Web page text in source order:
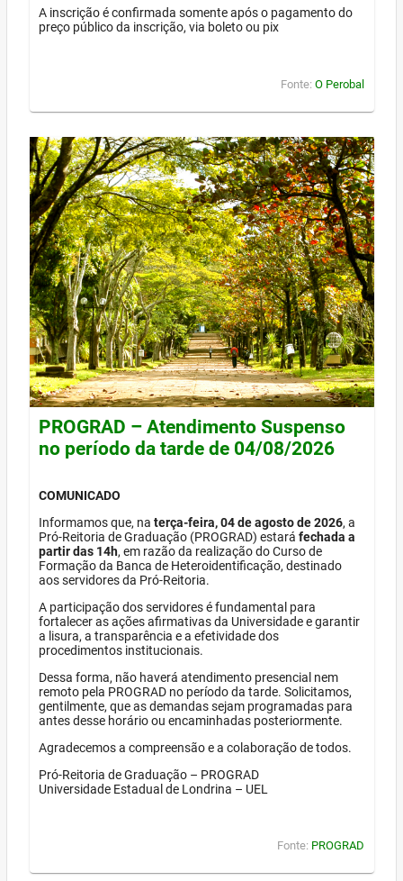
A inscrição é confirmada somente após o pagamento do
preço público da inscrição, via boleto ou pix
Fonte: O Perobal
PROGRAD – Atendimento Suspenso
no período da tarde de 04/08/2026
COMUNICADO
Informamos que, na terça-feira, 04 de agosto de 2026, a
Pró-Reitoria de Graduação (PROGRAD) estará fechada a
partir das 14h, em razão da realização do Curso de
Formação da Banca de Heteroidentificação, destinado
aos servidores da Pró-Reitoria.
A participação dos servidores é fundamental para
fortalecer as ações afirmativas da Universidade e garantir
a lisura, a transparência e a efetividade dos
procedimentos institucionais.
Dessa forma, não haverá atendimento presencial nem
remoto pela PROGRAD no período da tarde. Solicitamos,
gentilmente, que as demandas sejam programadas para
antes desse horário ou encaminhadas posteriormente.
Agradecemos a compreensão e a colaboração de todos.
Pró-Reitoria de Graduação – PROGRAD
Universidade Estadual de Londrina – UEL
Fonte: PROGRAD